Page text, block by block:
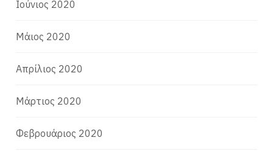
Ιούνιος 2020
Μάιος 2020
Απρίλιος 2020
Μάρτιος 2020
Φεβρουάριος 2020